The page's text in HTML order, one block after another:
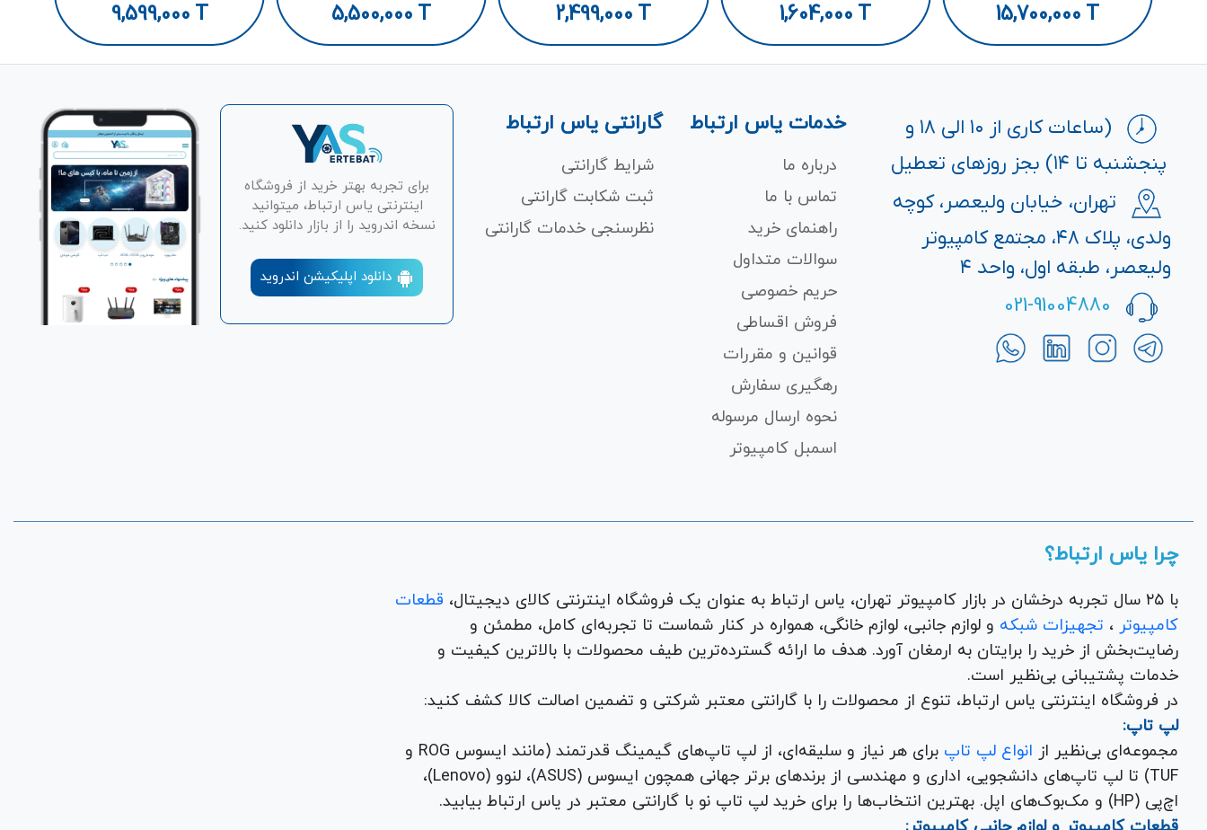
15,700,000 T
1,604,000 T
2,499,000 T
5,500,000 T
9,599,000 T
(ساعات کاری از ۱۰ الی ۱۸ و
پنجشنبه تا ۱۴) بجز روزهای تعطیل
تهران، خیابان ولیعصر، کوچه
ولدی، پلاک ۴۸، مجتمع کامپیوتر
ولیعصر، طبقه اول، واحد ۴
021-91004880
خدمات یاس ارتباط
درباره ما
تماس با ما
راهنمای خرید
سوالات متداول
حریم خصوصی
فروش اقساطی
قوانین و مقررات
رهگیری سفارش
نحوه ارسال مرسوله
اسمبل کامپیوتر
گارانتی یاس ارتباط
شرایط گارانتی
ثبت شکابت‌ گارانتی
نظرسنجی خدمات گارانتی
برای تجربه بهتر خرید از فروشگاه
اینترنتی یاس ارتباط، میتوانید
نسخه اندروید را از بازار دانلود کنید.
دانلود اپلیکیشن اندروید
چرا یاس ارتباط؟
با ۲۵ سال تجربه درخشان در بازار کامپیوتر تهران، یاس ارتباط به عنوان یک فروشگاه اینترنتی کالای دیجیتال،
قطعات
کامپیوتر ، تجهیزات شبکه
و لوازم جانبی، لوازم خانگی، همواره در کنار شماست تا تجربه‌ای کامل، مطمئن و
رضایت‌بخش از خرید را برایتان به ارمغان آورد. هدف ما ارائه گسترده‌ترین طیف محصولات با بالاترین کیفیت و
خدمات پشتیبانی بی‌نظیر است.
در فروشگاه اینترنتی یاس ارتباط، تنوع از محصولات را با گارانتی معتبر شرکتی و تضمین اصالت کالا کشف کنید:
لپ تاپ:
مجموعه‌ای بی‌نظیر از انواع لپ تاپ
برای هر نیاز و سلیقه‌ای، از لپ تاپ‌های گیمینگ قدرتمند (مانند ایسوس ROG و
TUF) تا لپ تاپ‌های دانشجویی، اداری و مهندسی از برندهای برتر جهانی همچون ایسوس (ASUS)، لنوو (Lenovo)،
اچ‌پی (HP) و مک‌بوک‌های اپل. بهترین انتخاب‌ها را برای خرید لپ تاپ نو با گارانتی معتبر در یاس ارتباط بیابید.